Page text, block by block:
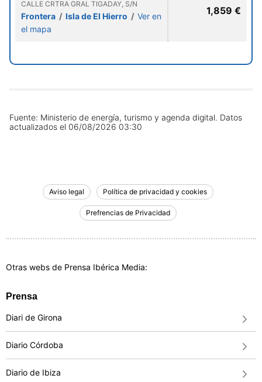
CALLE CRTRA GRAL TIGADAY, S/N
Frontera / Isla de El Hierro / Ver en
el mapa
1,859 €
Fuente: Ministerio de energía, turismo y agenda digital. Datos
actualizados el 06/08/2026 03:30
Aviso legal Política de privacidad y cookies
Prefrencias de Privacidad
Otras webs de Prensa Ibérica Media:
Prensa
Diari de Girona
Diario Córdoba
Diario de Ibiza